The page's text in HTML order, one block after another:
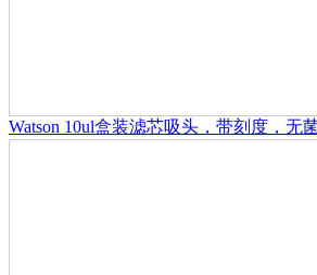
Watson 10ul盒装滤芯吸头，带刻度，无